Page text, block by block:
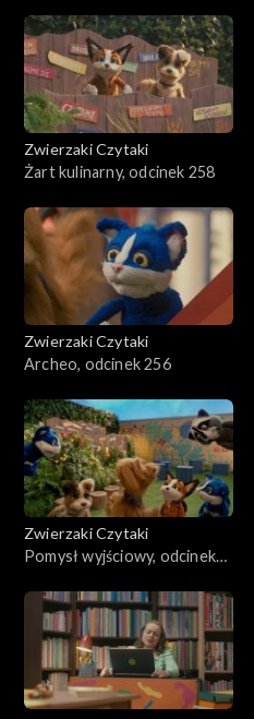
Zwierzaki Czytaki
Żart kulinarny, odcinek 258
Zwierzaki Czytaki
Archeo, odcinek 256
Zwierzaki Czytaki
Pomysł wyjściowy, odcinek